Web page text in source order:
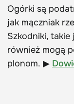
Ogórki są
jak mączniak
Szkodniki,
również mogą
plonom. ▶